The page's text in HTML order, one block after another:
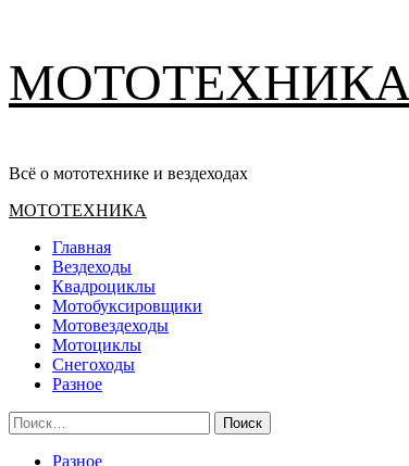
содержимому
Всё о мототехнике и вездеходах
Основное
МОТОТЕХНИКА
Главная
Вездеходы
Квадроциклы
Мотобуксировщики
Мотовездеходы
Мотоциклы
Снегоходы
Разное
Найти:
Разное